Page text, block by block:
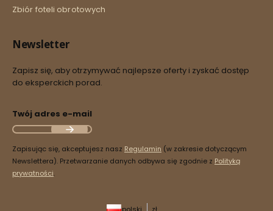
Zbiór foteli obrotowych
Newsletter
Zapisz się, aby otrzymywać najlepsze oferty i zyskać dostęp
do eksperckich porad.
Twój adres e-mail
Zapisując się, akceptujesz nasz Regulamin (w zakresie dotyczącym
Newslettera). Przetwarzanie danych odbywa się zgodnie z Polityką
prywatności.